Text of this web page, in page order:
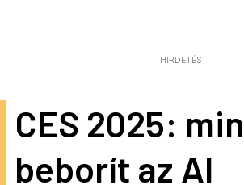
HIRDETÉS
CES 2025:
beborít az AI